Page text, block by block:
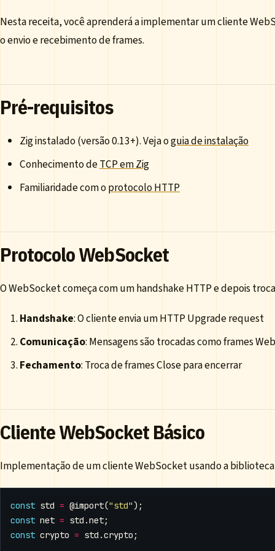
Nesta receita, você aprenderá a implementar um cliente
o envio e recebimento de frames.
Pré-requisitos
Zig instalado (versão 0.13+). Veja oguia de instalação
Conhecimento deTCP em Zig
Familiaridade com oprotocolo HTTP
Protocolo WebSocket
O WebSocket começa com um handshake HTTP e depois
Handshake: O cliente envia um HTTP Upgrade request
Comunicação: Mensagens são trocadas como frames
Fechamento: Troca de frames Close para encerrar
Cliente WebSocket Básico
Implementação de um cliente WebSocket usando a
const std = @import("std");
const net = std .net;
const crypto = std .crypto ;